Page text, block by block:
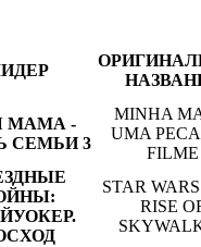
МАМА -
СЕМЬИ 3
MINHA
UMA
FILME
STAR
RISE